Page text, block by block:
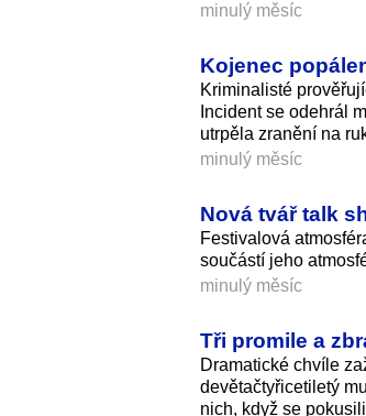
minulý měsíc
Kojenec
Kriminalisté
Incident se odehrál
utrpěla zranění na
minulý měsíc
Nová tvář talk
Festivalová
součástí jeho
minulý měsíc
Tři promile a
Dramatické chvíle
devětačtyřicetiletý
nich, když se